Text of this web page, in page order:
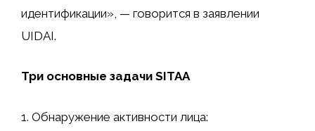
идентификации», — говорится в заявлении
UIDAI.
Три основные задачи SITAA
1. Обнаружение активности лица: